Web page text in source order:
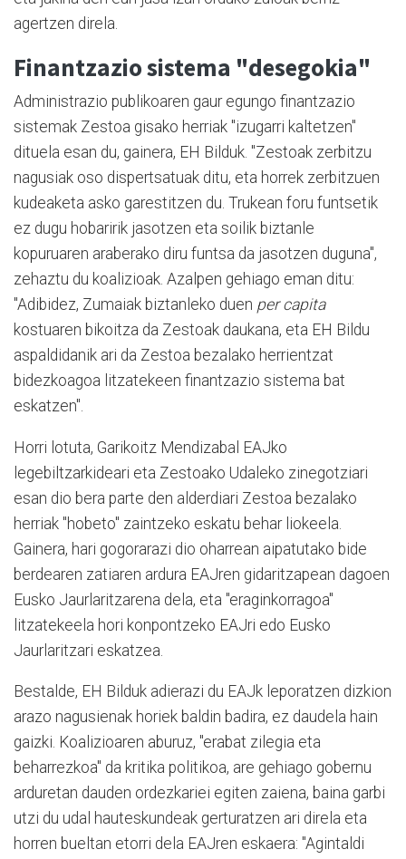
agertzen direla.
Finantzazio sistema "desegokia"
Administrazio publikoaren gaur egungo finantzazio
sistemak Zestoa gisako herriak "izugarri kaltetzen"
dituela esan du, gainera, EH Bilduk. "Zestoak zerbitzu
nagusiak oso dispertsatuak ditu, eta horrek zerbitzuen
kudeaketa asko garestitzen du. Trukean foru funtsetik
ez dugu hobaririk jasotzen eta soilik biztanle
kopuruaren araberako diru funtsa da jasotzen duguna",
zehaztu du koalizioak. Azalpen gehiago eman ditu:
"Adibidez, Zumaiak biztanleko duen per capita
kostuaren bikoitza da Zestoak daukana, eta EH Bildu
aspaldidanik ari da Zestoa bezalako herrientzat
bidezkoagoa litzatekeen finantzazio sistema bat
eskatzen".
Horri lotuta, Garikoitz Mendizabal EAJko
legebiltzarkideari eta Zestoako Udaleko zinegotziari
esan dio bera parte den alderdiari Zestoa bezalako
herriak "hobeto" zaintzeko eskatu behar liokeela.
Gainera, hari gogorarazi dio oharrean aipatutako bide
berdearen zatiaren ardura EAJren gidaritzapean dagoen
Eusko Jaurlaritzarena dela, eta "eraginkorragoa"
litzatekeela hori konpontzeko EAJri edo Eusko
Jaurlaritzari eskatzea.
Bestalde, EH Bilduk adierazi du EAJk leporatzen dizkion
arazo nagusienak horiek baldin badira, ez daudela hain
gaizki. Koalizioaren aburuz, "erabat zilegia eta
beharrezkoa" da kritika politikoa, are gehiago gobernu
arduretan dauden ordezkariei egiten zaiena, baina garbi
utzi du udal hauteskundeak gerturatzen ari direla eta
horren bueltan etorri dela EAJren eskaera: "Agintaldi